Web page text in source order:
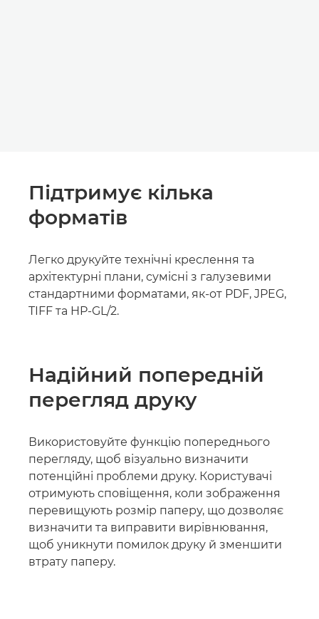
Підтримує кілька
форматів
Легко друкуйте технічні креслення та
архітектурні плани, сумісні з галузевими
стандартними форматами, як-от PDF, JPEG,
TIFF та HP-GL/2.
Надійний попередній
перегляд друку
Використовуйте функцію попереднього
перегляду, щоб візуально визначити
потенційні проблеми друку. Користувачі
отримують сповіщення, коли зображення
перевищують розмір паперу, що дозволяє
визначити та виправити вирівнювання,
щоб уникнути помилок друку й зменшити
втрату паперу.